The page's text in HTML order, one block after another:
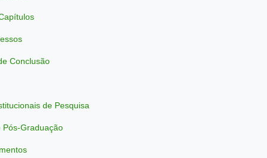
Conclusão
de Pesquisa
Pós-Graduação